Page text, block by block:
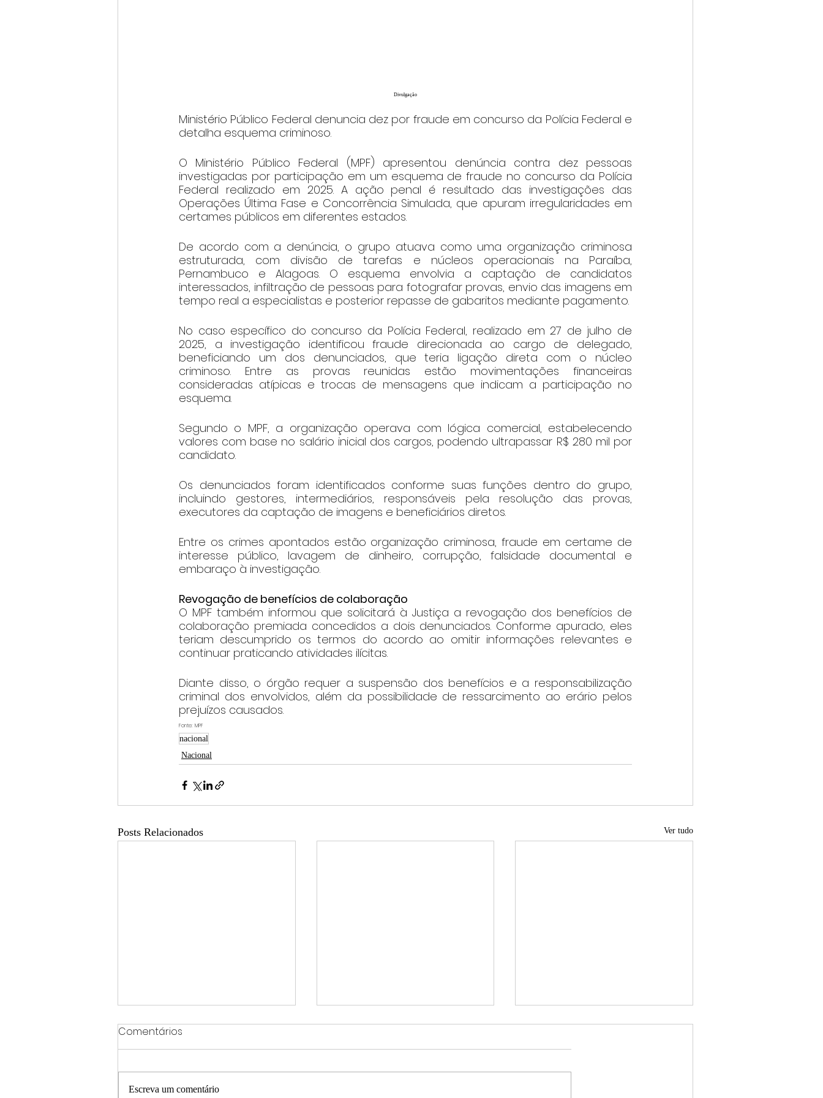
Divulgação
Ministério Público Federal denuncia dez por fraude em concurso da Polícia Federal e
detalha esquema criminoso.
O Ministério Público Federal (MPF) apresentou denúncia contra dez pessoas
investigadas por participação em um esquema de fraude no concurso da Polícia
Federal realizado em 2025. A ação penal é resultado das investigações das
Operações Última Fase e Concorrência Simulada, que apuram irregularidades em
certames públicos em diferentes estados.
De acordo com a denúncia, o grupo atuava como uma organização criminosa
estruturada, com divisão de tarefas e núcleos operacionais na Paraíba,
Pernambuco e Alagoas. O esquema envolvia a captação de candidatos
interessados, infiltração de pessoas para fotografar provas, envio das imagens em
tempo real a especialistas e posterior repasse de gabaritos mediante pagamento.
No caso específico do concurso da Polícia Federal, realizado em 27 de julho de
2025, a investigação identificou fraude direcionada ao cargo de delegado,
beneficiando um dos denunciados, que teria ligação direta com o núcleo
criminoso. Entre as provas reunidas estão movimentações financeiras
consideradas atípicas e trocas de mensagens que indicam a participação no
esquema.
Segundo o MPF, a organização operava com lógica comercial, estabelecendo
valores com base no salário inicial dos cargos, podendo ultrapassar R$ 280 mil por
candidato.
Os denunciados foram identificados conforme suas funções dentro do grupo,
incluindo gestores, intermediários, responsáveis pela resolução das provas,
executores da captação de imagens e beneficiários diretos.
Entre os crimes apontados estão organização criminosa, fraude em certame de
interesse público, lavagem de dinheiro, corrupção, falsidade documental e
embaraço à investigação.
Revogação de benefícios de colaboração
O MPF também informou que solicitará à Justiça a revogação dos benefícios de
colaboração premiada concedidos a dois denunciados. Conforme apurado, eles
teriam descumprido os termos do acordo ao omitir informações relevantes e
continuar praticando atividades ilícitas.
Diante disso, o órgão requer a suspensão dos benefícios e a responsabilização
criminal dos envolvidos, além da possibilidade de ressarcimento ao erário pelos
prejuízos causados.
Fonte:  MPF
nacional
Nacional
Posts Relacionados Ver tudo
Comentários
Escreva um comentário